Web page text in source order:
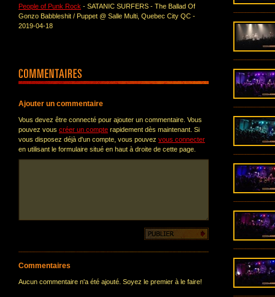
People of Punk Rock - SATANIC SURFERS - The Ballad Of
Gonzo Babbleshit / Puppet @ Salle Multi, Quebec City QC -
2019-04-18
Ajouter un commentaire
Vous devez être connecté pour ajouter un commentaire. Vous
pouvez vous créer un compte rapidement dès maintenant. Si
vous disposez déjà d'un compte, vous pouvez vous connecter
en utilisant le formulaire situé en haut à droite de cette page.
Commentaires
Aucun commentaire n'a été ajouté. Soyez le premier à le faire!